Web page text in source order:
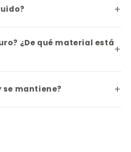
¿De qué material está
se mantiene?